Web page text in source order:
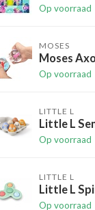
Op voorraad
MOSES
Moses
Op voorraad
LITTLE L
Little L
Op voorraad
LITTLE L
Little L
Op voorraad